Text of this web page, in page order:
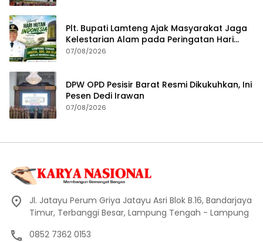
Plt. Bupati Lamteng Ajak Masyarakat Jaga
Kelestarian Alam pada Peringatan Hari
Hutan Indonesia 2026
07/08/2026
DPW OPD Pesisir Barat Resmi Dikukuhkan, Ini
Pesen Dedi Irawan
07/08/2026
Jl. Jatayu Perum Griya Jatayu Asri Blok B.16, Bandarjaya
Timur, Terbanggi Besar, Lampung Tengah - Lampung
0852 7362 0153